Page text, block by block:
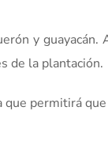
y
de la plantación.
permitirá